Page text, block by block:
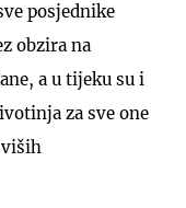
posjednike
obzira na
a u tijeku su i
za sve one